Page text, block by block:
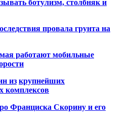
ботулизм, столбняк и
провала грунта на
работают мобильные
из крупнейших
комплексов
Франциска Скорину и его